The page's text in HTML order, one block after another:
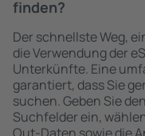
finden?
Der schnellste Weg,
die Verwendung der
Unterkünfte. Eine
garantiert, dass Sie
suchen. Geben Sie
Suchfelder ein,